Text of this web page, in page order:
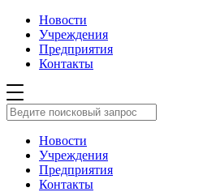
Новости
Учреждения
Предприятия
Контакты
Новости
Учреждения
Предприятия
Контакты